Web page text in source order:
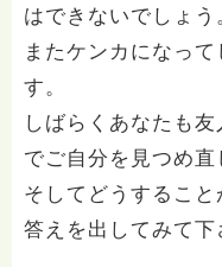
はできないでしょ
またケンカになっ
す。
しばらくあなたも
でご自分を見つめ直
そしてどうするこ
答えを出してみて下